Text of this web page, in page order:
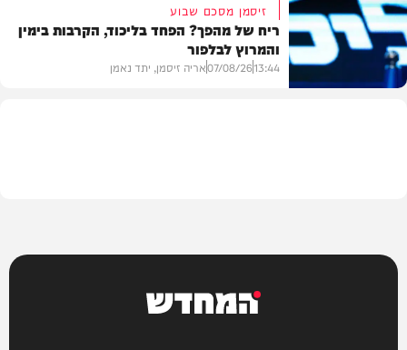
בארץ
זיסמן מסכם שבוע
ריח של מהפך? הפחד בליכוד, הקרבות בימין
והמרוץ לבלפור
13:44
07/08/26אריה זיסמן, יתד נאמן
המחדש